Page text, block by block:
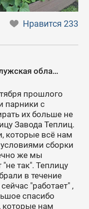
Нравится233
Наталья. г. Сухиничи Калужская область
прошлого
парники с
их больше не
Завода Теплиц.
которые всё нам
сборки
же мы
так". Теплицу
в течение
"работает" ,
спасибо
которые нам